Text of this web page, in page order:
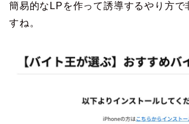
簡易的なLPを作って誘導するやり方で
すね。